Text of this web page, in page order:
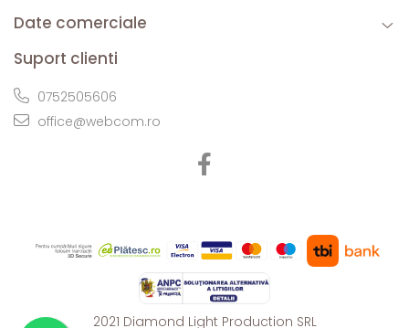
Date comerciale
Suport clienti
0752505606
office@webcom.ro
2021 Diamond Light Production SRL